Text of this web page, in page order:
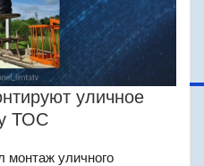
уличное
ТОС
монтаж уличного